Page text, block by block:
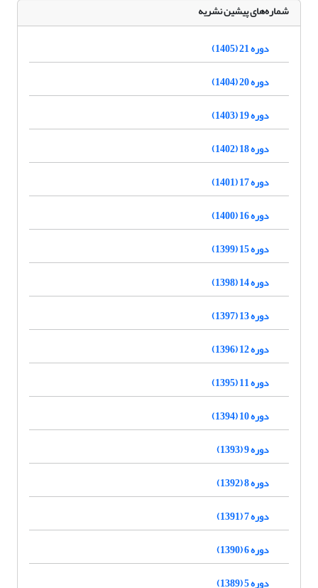
شماره‌های پیشین نشریه
دوره 21 (1405)
دوره 20 (1404)
دوره 19 (1403)
دوره 18 (1402)
دوره 17 (1401)
دوره 16 (1400)
دوره 15 (1399)
دوره 14 (1398)
دوره 13 (1397)
دوره 12 (1396)
دوره 11 (1395)
دوره 10 (1394)
دوره 9 (1393)
دوره 8 (1392)
دوره 7 (1391)
دوره 6 (1390)
دوره 5 (1389)